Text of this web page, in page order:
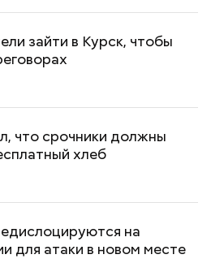
зайти в Курск, чтобы
что срочники должны
хлеб
на
для атаки в новом месте